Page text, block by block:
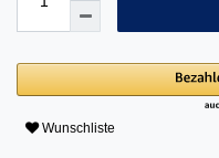
Wunschliste